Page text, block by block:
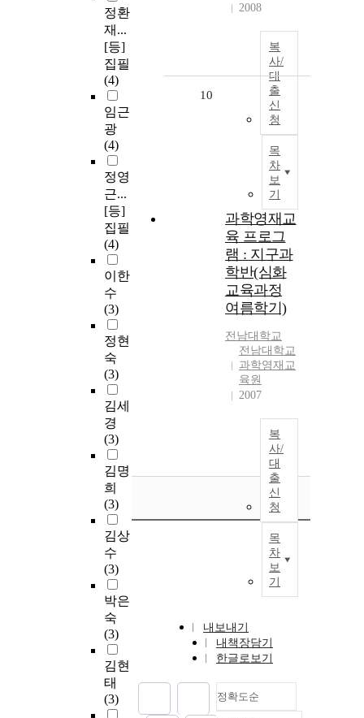
정환
재...
[등]
집필
(4)
임근
광
(4)
정영
근...
[등]
집필
(4)
이한
수
(3)
정현
숙
(3)
김세
경
(3)
김명
희
(3)
김상
수
(3)
박은
숙
(3)
김현
태
(3)
2008
복
사/
대
출
신
청
목
차
보
기
10
과학영재교
육 프로그
램 : 지구과
학반(심화
교육과정
여름학기)
전남대학교
전남대학교
과학영재교
육원
2007
복
사/
대
출
신
청
목
차
보
기
내보내기
내책장담기
한글로보기
정확도순